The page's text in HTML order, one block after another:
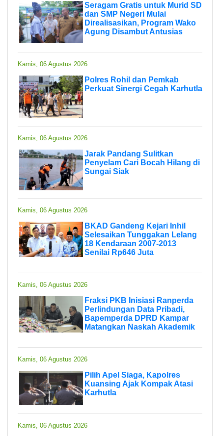
Seragam Gratis untuk Murid SD
dan SMP Negeri Mulai
Direalisasikan, Program Wako
Agung Disambut Antusias
Kamis, 06 Agustus 2026
Polres Rohil dan Pemkab
Perkuat Sinergi Cegah Karhutla
Kamis, 06 Agustus 2026
Jarak Pandang Sulitkan
Penyelam Cari Bocah Hilang di
Sungai Siak
Kamis, 06 Agustus 2026
BKAD Gandeng Kejari Inhil
Selesaikan Tunggakan Lelang
18 Kendaraan 2007-2013
Senilai Rp646 Juta
Kamis, 06 Agustus 2026
Fraksi PKB Inisiasi Ranperda
Perlindungan Data Pribadi,
Bapemperda DPRD Kampar
Matangkan Naskah Akademik
Kamis, 06 Agustus 2026
Pilih Apel Siaga, Kapolres
Kuansing Ajak Kompak Atasi
Karhutla
Kamis, 06 Agustus 2026